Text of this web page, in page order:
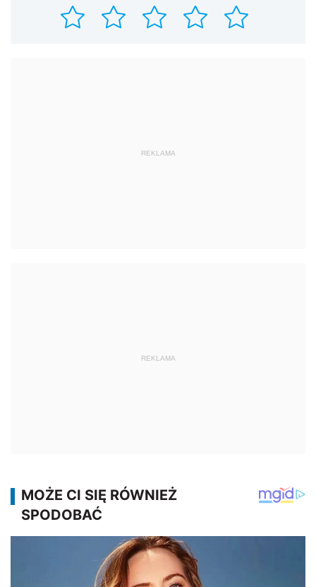
REKLAMA
REKLAMA